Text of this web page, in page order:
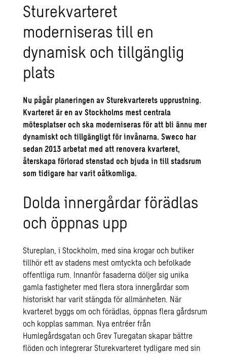
Sturekvarteret
moderniseras till en
dynamisk och tillgänglig
plats
Nu pågår planeringen av Sturekvarterets upprustning.
Kvarteret är en av Stockholms mest centrala
mötesplatser och ska moderniseras för att bli ännu mer
dynamiskt och tillgängligt för invånarna. Sweco har
sedan 2013 arbetat med att renovera kvarteret,
återskapa förlorad stenstad och bjuda in till stadsrum
som tidigare har varit oåtkomliga.
Dolda innergårdar förädlas
och öppnas upp
Stureplan, i Stockholm, med sina krogar och butiker
tillhör ett av stadens mest omtyckta och befolkade
offentliga rum. Innanför fasaderna döljer sig unika
gamla fastigheter med flera stora innergårdar som
historiskt har varit stängda för allmänheten. När
kvarteret byggs om och förädlas, öppnas flera gårdsrum
och kopplas samman. Nya entréer från
Humlegårdsgatan och Grev Turegatan skapar bättre
flöden och integrerar Sturekvarteret tydligare med sin